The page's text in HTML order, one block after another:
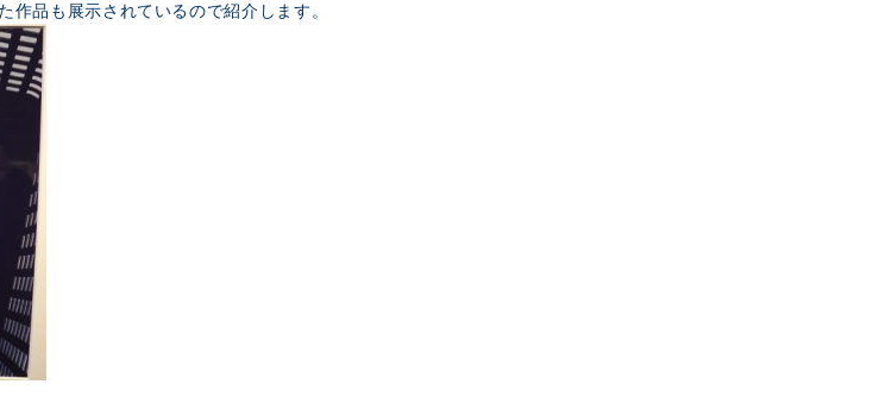
作品も展示されているので紹介します。